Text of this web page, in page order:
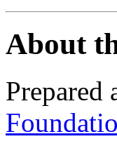
About
Prepared